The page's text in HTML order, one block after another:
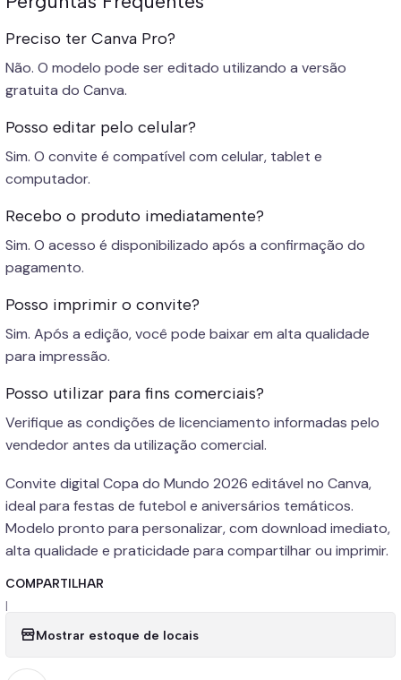
Preciso ter Canva Pro?
Não. O modelo pode ser editado utilizando a versão
gratuita do Canva.
Posso editar pelo celular?
Sim. O convite é compatível com celular, tablet e
computador.
Recebo o produto imediatamente?
Sim. O acesso é disponibilizado após a confirmação do
pagamento.
Posso imprimir o convite?
Sim. Após a edição, você pode baixar em alta qualidade
para impressão.
Posso utilizar para fins comerciais?
Verifique as condições de licenciamento informadas pelo
vendedor antes da utilização comercial.
Convite digital Copa do Mundo 2026 editável no Canva,
ideal para festas de futebol e aniversários temáticos.
Modelo pronto para personalizar, com download imediato,
alta qualidade e praticidade para compartilhar ou imprimir.
COMPARTILHAR
|
Mostrar estoque de locais